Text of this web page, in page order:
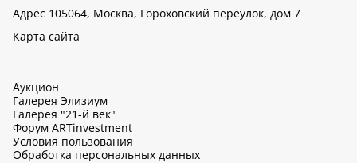
Адрес 105064, Москва, Гороховский переулок, дом 7
Карта сайта
Аукцион
Галерея Элизиум
Галерея "21-й век"
Форум ARTinvestment
Условия пользования
Обработка персональных данных